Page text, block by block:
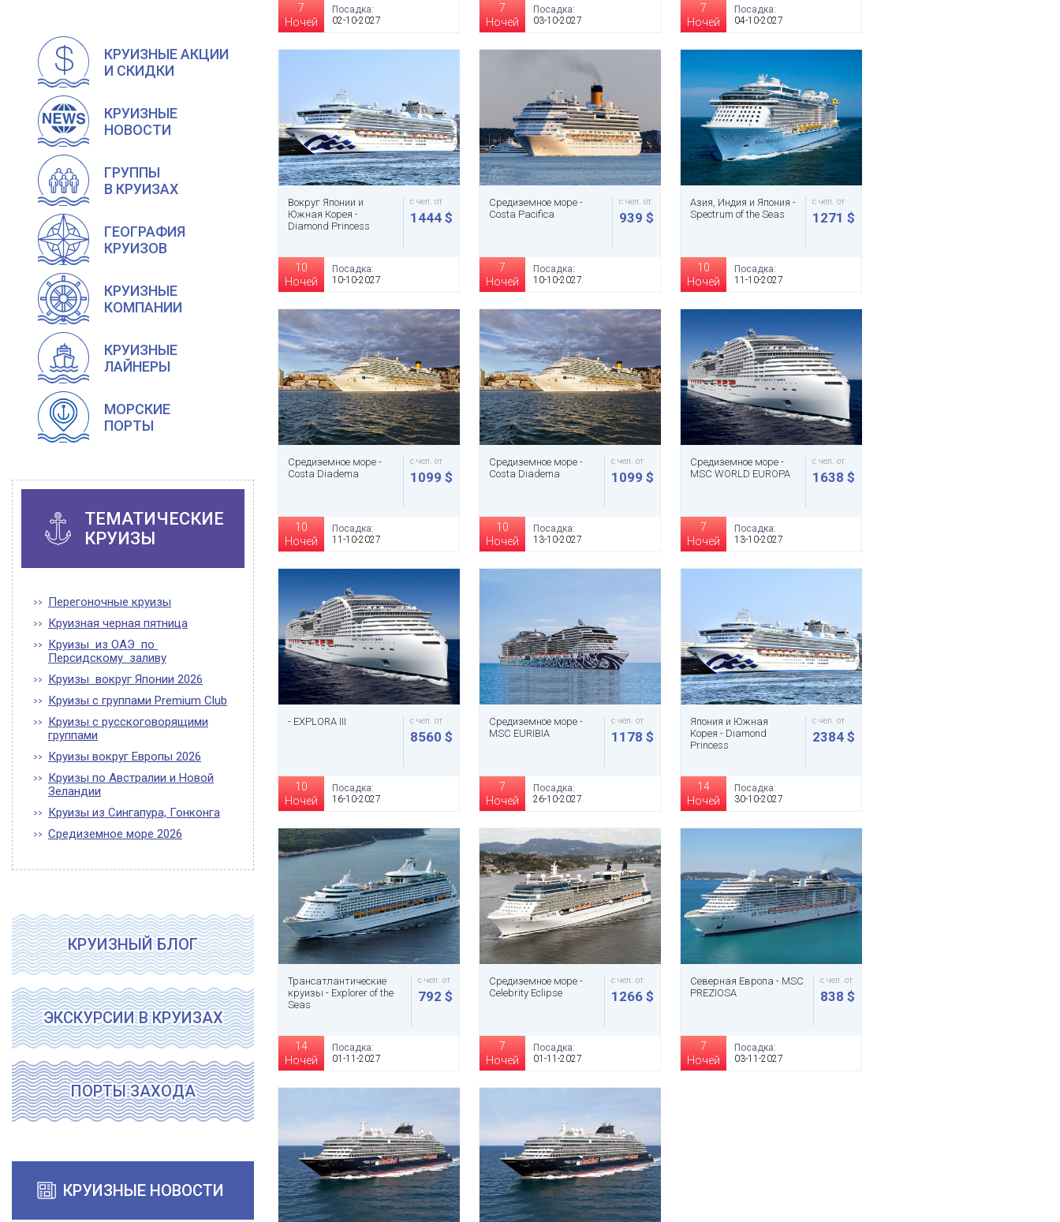
КРУИЗНЫЕ АКЦИИ
И СКИДКИ
КРУИЗНЫЕ
НОВОСТИ
ГРУППЫ
В КРУИЗАХ
ГЕОГРАФИЯ
КРУИЗОВ
КРУИЗНЫЕ
КОМПАНИИ
КРУИЗНЫЕ
ЛАЙНЕРЫ
МОРСКИЕ
ПОРТЫ
ТЕМАТИЧЕСКИЕ
КРУИЗЫ
Перегоночные круизы
Круизная черная пятница
Круизы из ОАЭ по
Персидскому заливу
Круизы вокруг Японии 2026
Круизы с группами Premium Club
Круизы с русскоговорящими
группами
Круизы вокруг Европы 2026
Круизы по Австралии и Новой
Зеландии
Круизы из Сингапура, Гонконга
Средиземное море 2026
КРУИЗНЫЙ БЛОГ
ЭКСКУРСИИ В КРУИЗАХ
ПОРТЫ ЗАХОДА
КРУИЗНЫЕ НОВОСТИ
7
Ночей
Посадка:
02-10-2027
7
Ночей
Посадка:
03-10-2027
7
Ночей
Посадка:
04-10-2027
Вокруг Японии и
Южная Корея -
Diamond Princess
с чел. от
1444 $
10
Ночей
Посадка:
10-10-2027
Средиземное море -
Costa Pacifica
с чел. от
939 $
7
Ночей
Посадка:
10-10-2027
Азия, Индия и Япония -
Spectrum of the Seas
с чел. от
1271 $
10
Ночей
Посадка:
11-10-2027
Средиземное море -
Costa Diadema
с чел. от
1099 $
10
Ночей
Посадка:
11-10-2027
Средиземное море -
Costa Diadema
с чел. от
1099 $
10
Ночей
Посадка:
13-10-2027
Средиземное море -
MSC WORLD EUROPA
с чел. от
1638 $
7
Ночей
Посадка:
13-10-2027
- EXPLORA III с чел. от
8560 $
10
Ночей
Посадка:
16-10-2027
Средиземное море -
MSC EURIBIA
с чел. от
1178 $
7
Ночей
Посадка:
26-10-2027
Япония и Южная
Корея - Diamond
Princess
с чел. от
2384 $
14
Ночей
Посадка:
30-10-2027
Трансатлантические
круизы - Explorer of the
Seas
с чел. от
792 $
14
Ночей
Посадка:
01-11-2027
Средиземное море -
Celebrity Eclipse
с чел. от
1266 $
7
Ночей
Посадка:
01-11-2027
Северная Европа - MSC
PREZIOSA
с чел. от
838 $
7
Ночей
Посадка:
03-11-2027